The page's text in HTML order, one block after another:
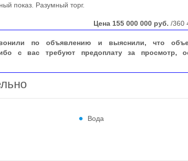
показ. Разумный торг.
Цена 155 000 000 руб. /360
по объявлению и выяснили, что
с вас требуют предоплату за просмотр,
Вода